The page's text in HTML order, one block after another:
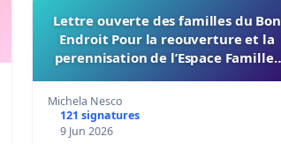
Lettre ouverte des familles du Bon
Endroit Pour la reouverture et la
perennisation de l’Espace Familles
Michela Nesco
121 signatures
9 Jun 2026